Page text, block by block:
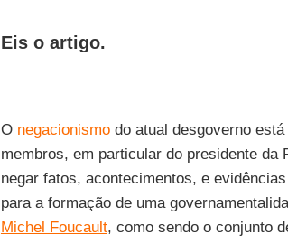
Eis o artigo.
O negacionismodo atual desgoverno
membros, em particular do presidente da
negar fatos, acontecimentos, e
para a formação de uma
Michel Foucault, como sendo o conjunto